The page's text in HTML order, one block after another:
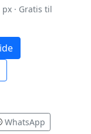
· Gratis til
WhatsApp